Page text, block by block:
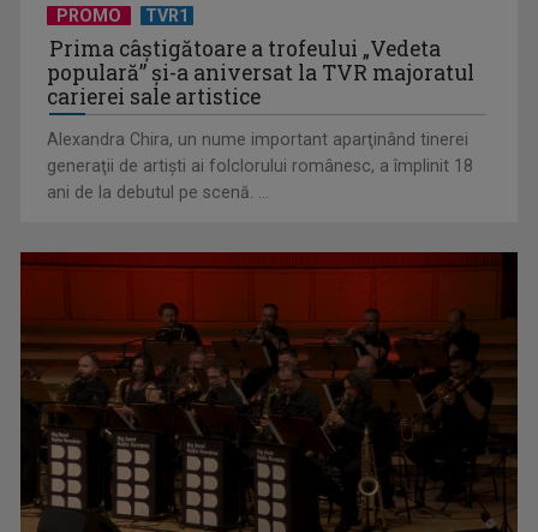
Horaţiu Mălăele ...
PROMO TVR1
Prima câştigătoare a trofeului „Vedeta
populară” şi-a aniversat la TVR majoratul
carierei sale artistice
Alexandra Chira, un nume important aparţinând tinerei
generaţii de artişti ai folclorului românesc, a împlinit 18
ani de la debutul pe scenă. ...